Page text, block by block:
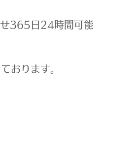
365日24時間可能
ります。